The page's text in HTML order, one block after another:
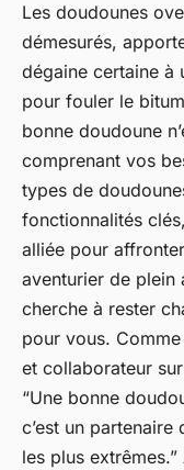
Les doudounes
démesurés,
dégaine certaine à
pour fouler le
bonne doudoune
comprenant vos
types de
fonctionnalités
alliée pour
aventurier de plein
cherche à rester
pour vous.
et collaborateur
“Une bonne
c’est un
les plus